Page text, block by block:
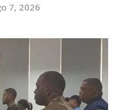
7, 2026